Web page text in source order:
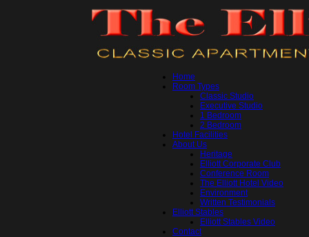
Home
Room Types
Classic Studio
Executive Studio
1 Bedroom
2 Bedroom
Hotel Facilities
About Us
Heritage
Elliott Corporate Club
Conference Room
The Elliott Hotel Video
Environment
Written Testimonials
Elliott Stables
Elliott Stables Video
Contact